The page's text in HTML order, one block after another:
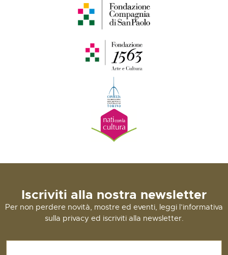
Iscriviti alla nostra newsletter
Per non perdere novità, mostre ed eventi, leggi l’informativa
sulla privacy ed iscriviti alla newsletter.